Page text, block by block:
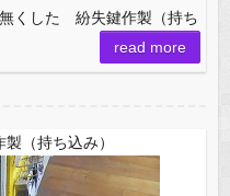
くした 紛失鍵作製（持ち
read more
（持ち込み）